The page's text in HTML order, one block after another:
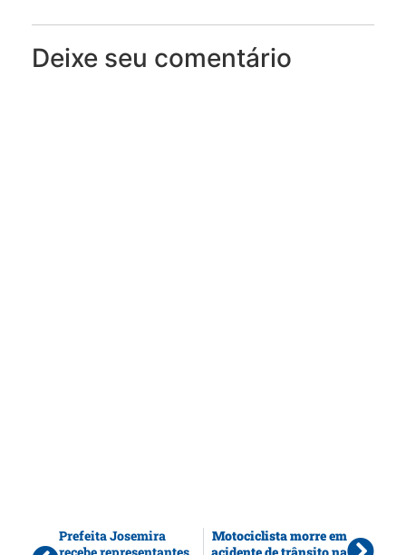
Deixe seu comentário
Prefeita Josemira
Motociclista morre em